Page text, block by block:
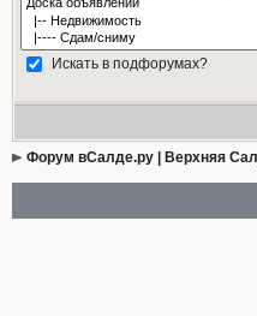
Искать в подфорумах?
Форум вСалде.ру | Верхняя